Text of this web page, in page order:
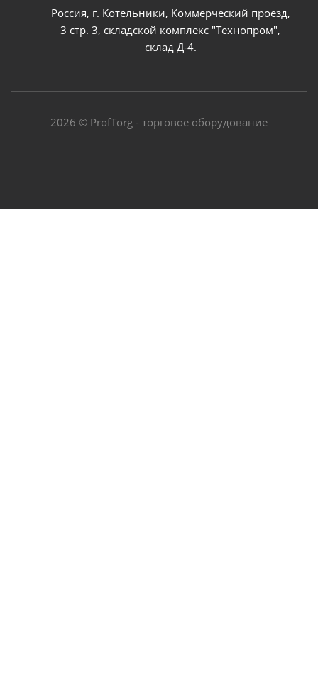
Россия, г. Котельники, Коммерческий проезд,
3 стр. 3, складской комплекс "Технопром",
склад Д-4.
2026 © ProfTorg - торговое оборудование